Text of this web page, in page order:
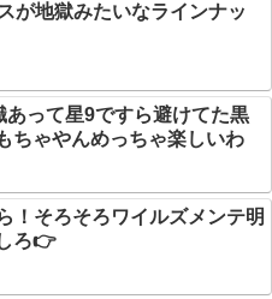
が地獄みたいなラインナッ
あって星9ですら避けてた黒
ちゃやんめっちゃ楽しいわ
！そろそろワイルズメンテ明
ろ👉